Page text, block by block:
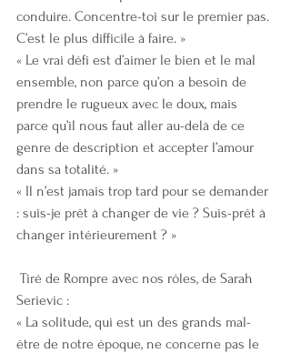
conduire. Concentre-toi sur le premier pas.
C’est le plus difficile à faire. »
« Le vrai défi est d’aimer le bien et le mal
ensemble, non parce qu’on a besoin de
prendre le rugueux avec le doux, mais
parce qu’il nous faut aller au-delà de ce
genre de description et accepter l’amour
dans sa totalité. »
« Il n’est jamais trop tard pour se demander
: suis-je prêt à changer de vie ? Suis-prêt à
changer intérieurement ? »
Serievic :
« La solitude, qui est un des grands mal-
être de notre époque, ne concerne pas le